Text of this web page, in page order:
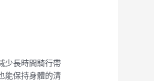
少長時間騎行帶
能保持身體的清